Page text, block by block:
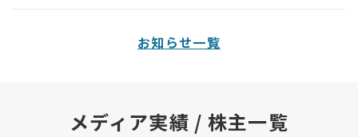
お知らせ一覧
メディア実績 / 株主一覧